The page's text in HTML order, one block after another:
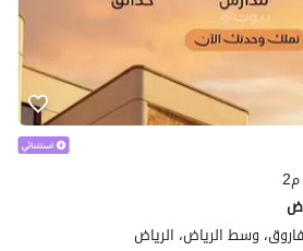
وسط الرياض، الرياض